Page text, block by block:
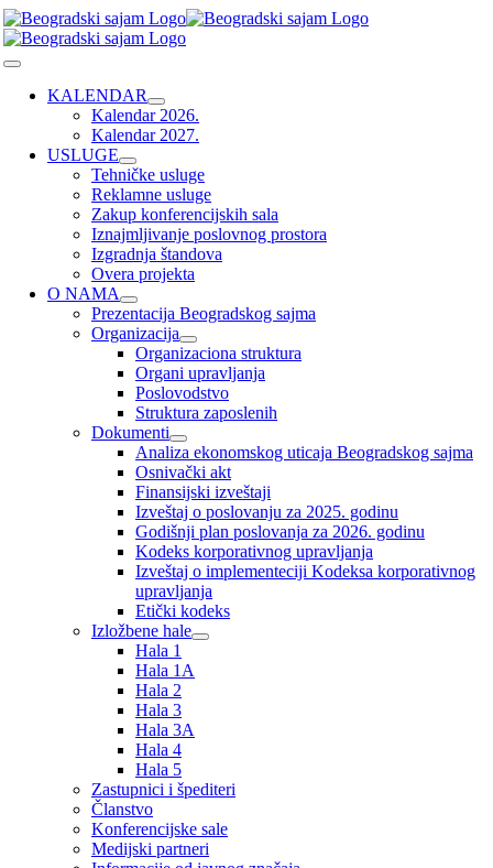
Skip
to
content
Toggle
NavigationKALENDAR
Kalendar 2026.
Kalendar 2027.
USLUGE
Tehničke usluge
Reklamne usluge
Zakup konferencijskih sala
Iznajmljivanje poslovnog prostora
Izgradnja štandova
Overa projekta
O NAMA
Prezentacija Beogradskog sajma
Organizacija
Organizaciona struktura
Organi upravljanja
Poslovodstvo
Struktura zaposlenih
Dokumenti
Analiza ekonomskog uticaja Beogradskog sajma
Osnivački akt
Finansijski izveštaji
Izveštaj o poslovanju za 2025. godinu
Godišnji plan poslovanja za 2026. godinu
Kodeks korporativnog upravljanja
Izveštaj o implementeciji Kodeksa korporativnog
upravljanja
Etički kodeks
Izložbene hale
Hala 1
Hala 1A
Hala 2
Hala 3
Hala 3A
Hala 4
Hala 5
Zastupnici i špediteri
Članstvo
Konferencijske sale
Medijski partneri